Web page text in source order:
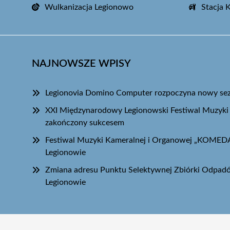
Wulkanizacja Legionowo Stacja
NAJNOWSZE WPISY
Legionovia Domino Computer rozpoczyna nowy
XXI Międzynarodowy Legionowski Festiwal
zakończony sukcesem
Festiwal Muzyki Kameralnej i Organowej
Legionowie
Zmiana adresu Punktu Selektywnej Zbiórki
Legionowie